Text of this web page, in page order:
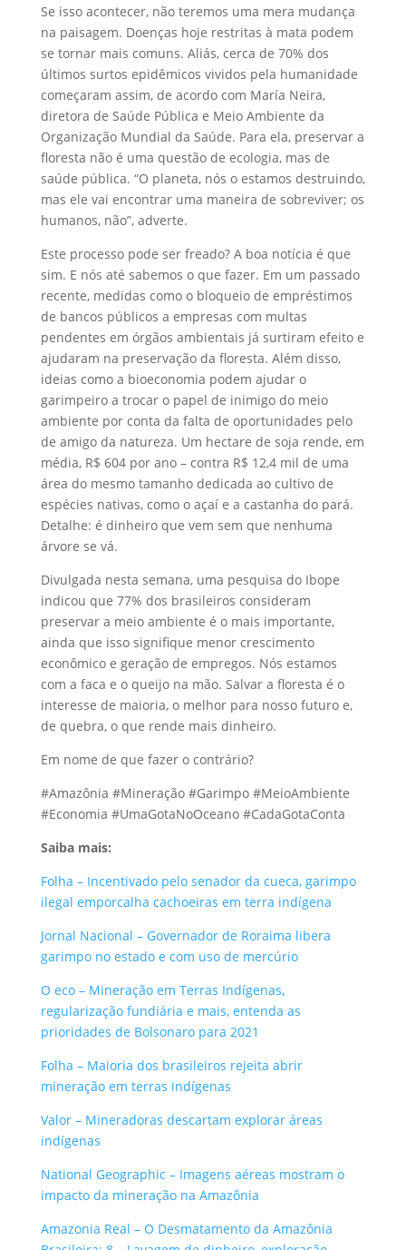
Se isso acontecer, não teremos uma mera mudança
na paisagem. Doenças hoje restritas à mata podem
se tornar mais comuns. Aliás, cerca de 70% dos
últimos surtos epidêmicos vividos pela humanidade
começaram assim, de acordo com María Neira,
diretora de Saúde Pública e Meio Ambiente da
Organização Mundial da Saúde. Para ela, preservar a
floresta não é uma questão de ecologia, mas de
saúde pública. “O planeta, nós o estamos destruindo,
mas ele vai encontrar uma maneira de sobreviver; os
humanos, não”, adverte.
Este processo pode ser freado? A boa notícia é que
sim. E nós até sabemos o que fazer. Em um passado
recente, medidas como o bloqueio de empréstimos
de bancos públicos a empresas com multas
pendentes em órgãos ambientais já surtiram efeito e
ajudaram na preservação da floresta. Além disso,
ideias como a bioeconomia podem ajudar o
garimpeiro a trocar o papel de inimigo do meio
ambiente por conta da falta de oportunidades pelo
de amigo da natureza. Um hectare de soja rende, em
média, R$ 604 por ano – contra R$ 12,4 mil de uma
área do mesmo tamanho dedicada ao cultivo de
espécies nativas, como o açaí e a castanha do pará.
Detalhe: é dinheiro que vem sem que nenhuma
árvore se vá.
Divulgada nesta semana, uma pesquisa do Ibope
indicou que 77% dos brasileiros consideram
preservar a meio ambiente é o mais importante,
ainda que isso signifique menor crescimento
econômico e geração de empregos. Nós estamos
com a faca e o queijo na mão. Salvar a floresta é o
interesse de maioria, o melhor para nosso futuro e,
de quebra, o que rende mais dinheiro.
Em nome de que fazer o contrário?
#Amazônia #Mineração #Garimpo #MeioAmbiente
#Economia #UmaGotaNoOceano #CadaGotaConta
Saiba mais:
Folha – Incentivado pelo senador da cueca, garimpo
ilegal emporcalha cachoeiras em terra indígena
Jornal Nacional – Governador de Roraima libera
garimpo no estado e com uso de mercúrio
O eco – Mineração em Terras Indígenas,
regularização fundiária e mais, entenda as
prioridades de Bolsonaro para 2021
Folha – Maioria dos brasileiros rejeita abrir
mineração em terras indígenas
Valor – Mineradoras descartam explorar áreas
indígenas
National Geographic – Imagens aéreas mostram o
impacto da mineração na Amazônia
Amazonia Real – O Desmatamento da Amazônia